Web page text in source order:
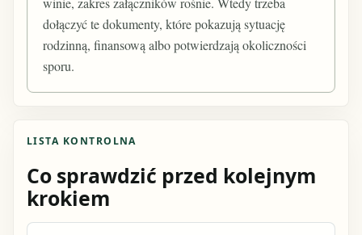
dołączyć te dokumenty, które pokazują sytuację
rodzinną, finansową albo potwierdzają okoliczności
sporu.
LISTA KONTROLNA
Co sprawdzić przed kolejnym
krokiem